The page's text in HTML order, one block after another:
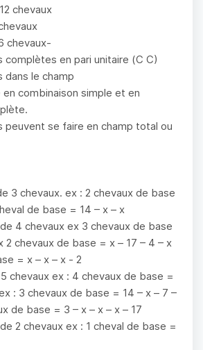
chevaux
chevaux-
complètes en pari unitaire (C C)
dans le champ
combinaison simple et en
peuvent se faire en champ total ou
3 chevaux. ex : 2 chevaux de base
de base = 14 – x – x
4 chevaux ex 3 chevaux de base
2 chevaux de base = x – 17 – 4 – x
= x – x – x - 2
chevaux ex : 4 chevaux de base =
: 3 chevaux de base = 14 – x – 7 –
de base = 3 – x – x – x – 17
2 chevaux ex : 1 cheval de base =